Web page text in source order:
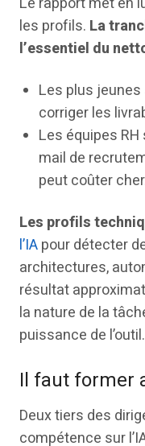
les profils. La
l’essentiel du
Les plus
corriger les
Les équipes RH
mail de
peut coûter
Les profils
l’IApour détecter
architectures,
résultat
la nature de la
puissance de l’outil.
Il faut former
Deux tiers des
compétence sur